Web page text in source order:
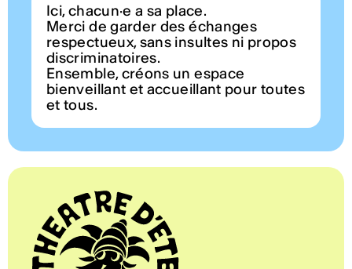
Ici, chacun·e a sa place.
Merci de garder des échanges
respectueux, sans insultes ni propos
discriminatoires.
Ensemble, créons un espace
bienveillant et accueillant pour toutes
et tous.